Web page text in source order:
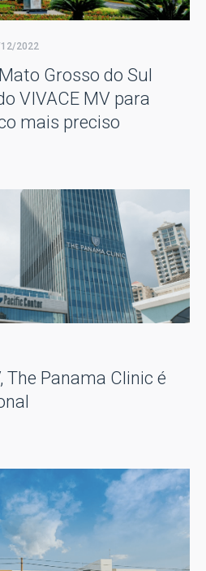
2022
Grosso do Sul
VIVACE MV para
mais preciso
The Panama Clinic é